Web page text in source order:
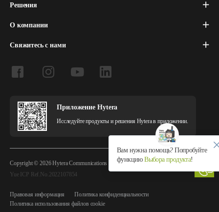
Решения
О компании
Свяжитесь с нами
Приложение Hytera
Исследуйте продукты и решения Hytera в приложении.
Copyright © 2026 Hytera Communications Corporation Limited All Rights Reserved
Yue ICP Ref.No.2022107854
Правовая информация
Политика конфиденциальности
Политика использования файлов cookie
Вам нужна помощь? Попробуйте
функциюВыбора продукта!